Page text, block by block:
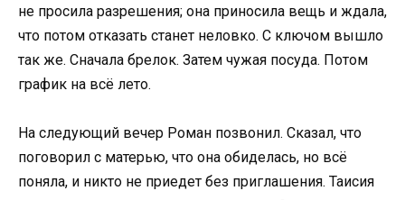
не просила разрешения; она приносила вещь и ждала,
что потом отказать станет неловко. С ключом вышло
так же. Сначала брелок. Затем чужая посуда. Потом
график на всё лето.
На следующий вечер Роман позвонил. Сказал, что
поговорил с матерью, что она обиделась, но всё
поняла, и никто не приедет без приглашения. Таисия